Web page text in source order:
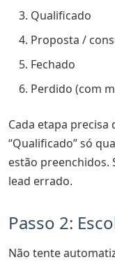
Qualificado
Proposta /
Fechado
Perdido (com
Cada etapa precisa
“Qualificado” só
estão preenchidos.
lead errado.
Passo 2:
Não tente